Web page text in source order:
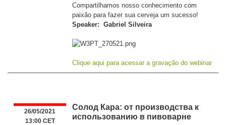
Compartilhamos nosso conhecimento com
paixão para fazer sua cerveja um sucesso!
Speaker: Gabriel Silveira
Clique aqui para acessar a gravação do webinar
26/05/2021
13:00 CET
Солод Кара: от производства к
использованию в пивоварне